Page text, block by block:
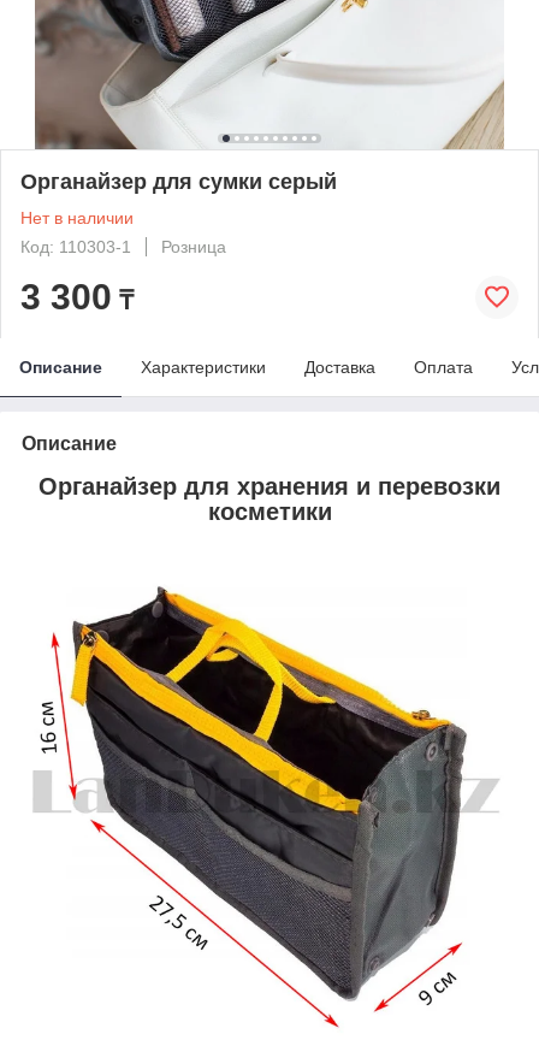
Органайзер для сумки серый
Нет в наличии
Код: 110303-1
Розница
3 300 ₸
Описание Характеристики Доставка Оплата
Описание
Органайзер для хранения и перевозки
косметики